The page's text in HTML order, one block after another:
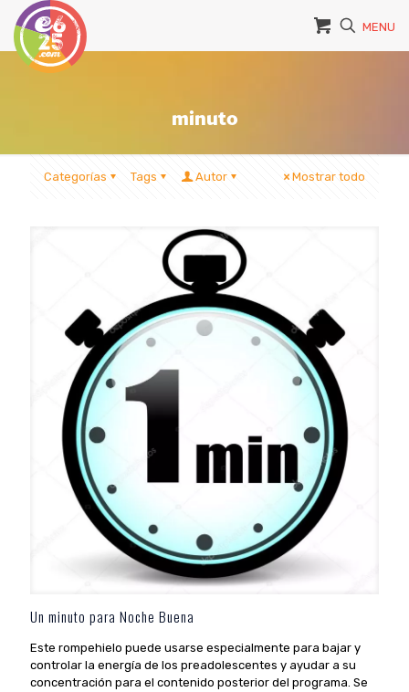
MENU
minuto
Categorías Tags Autor Mostrar todo
Un minuto para Noche Buena
Este rompehielo puede usarse especialmente para bajar y
controlar la energía de los preadolescentes y ayudar a su
concentración para el contenido posterior del programa. Se